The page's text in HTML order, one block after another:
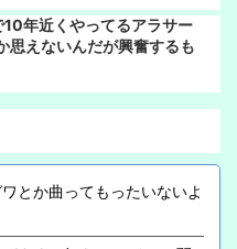
10年近くやってるアラサー
えないんだが興奮するも
とか曲ってもったいないよ